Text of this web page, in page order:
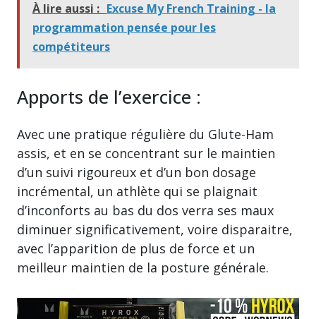
À lire aussi : Excuse My French Training - la
programmation pensée pour les
compétiteurs
Apports de l’exercice :
Avec une pratique régulière du Glute-Ham
assis, et en se concentrant sur le maintien
d’un suivi rigoureux et d’un bon dosage
incrémental, un athlète qui se plaignait
d’inconforts au bas du dos verra ses maux
diminuer significativement, voire disparaitre,
avec l’apparition de plus de force et un
meilleur maintien de la posture générale.